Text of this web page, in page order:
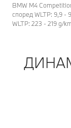
BMW M4
според WLTP: 9,9 -
WLTP: 223 - 219 g/